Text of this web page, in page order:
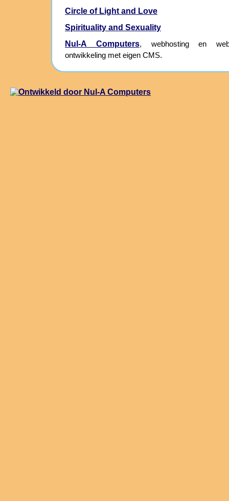
Circle of Light and Love
Spirituality and Sexuality
Nul-A Computers, webhosting en
ontwikkeling met eigen CMS.